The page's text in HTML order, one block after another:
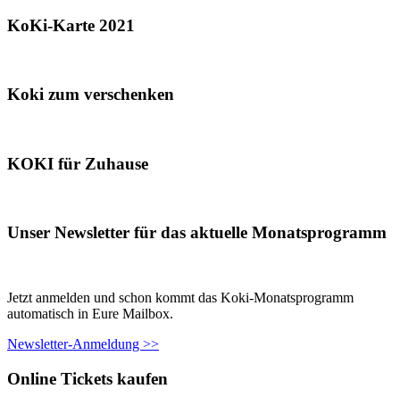
KoKi-Karte 2021
Koki zum verschenken
KOKI für Zuhause
Unser Newsletter für das aktuelle Monatsprogramm
Jetzt anmelden und schon kommt das Koki-Monatsprogramm
automatisch in Eure Mailbox.
Newsletter-Anmeldung >>
Online Tickets kaufen